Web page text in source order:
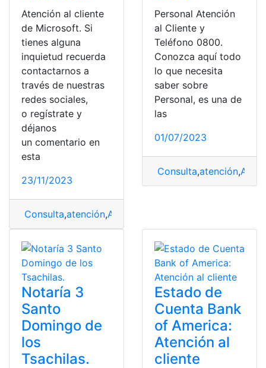
Atención al cliente
de Microsoft. Si
tienes alguna
inquietud recuerda
contactarnos a
través de nuestras
redes sociales,
o regístrate y
déjanos
un comentario en
esta
23/11/2023
Consulta,atención,Atención al cliente
Personal Atención
al Cliente y
Teléfono 0800.
Conozca aquí todo
lo que necesita
saber sobre
Personal, es una de
las
01/07/2023
Consulta,atención,
Notaría 3
Santo
Domingo de
los
Tsachilas.
Estado de
Cuenta Bank
of America:
Atención al
cliente